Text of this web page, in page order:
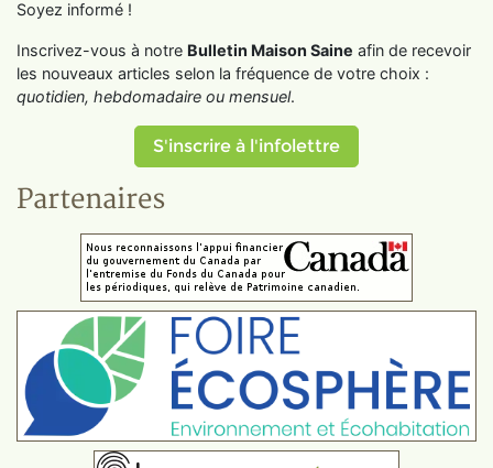
Soyez informé !
Inscrivez-vous à notre Bulletin Maison Saine afin de recevoir
les nouveaux articles selon la fréquence de votre choix :
quotidien, hebdomadaire ou mensuel.
S'inscrire à l'infolettre
Partenaires